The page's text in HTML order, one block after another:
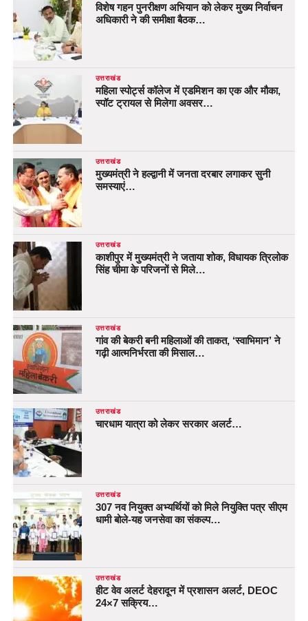
विशेष गहन पुनरीक्षण अभियान को लेकर मुख्य निर्वाचन
अधिकारी ने की समीक्षा बैठक…
उत्तराखंड
महिला स्पोर्ट्स कॉलेज में एडमिशन का एक और मौका,
स्पॉट ट्रायल से मिलेगा अवसर…
उत्तराखंड
मुख्यमंत्री ने हल्द्वानी में जनता दरबार लगाकर सुनी
समस्याएं…
उत्तराखंड
काशीपुर में मुख्यमंत्री ने जताया शोक, विधायक त्रिलोक
सिंह चीमा के परिजनों से मिले…
उत्तराखंड
गांव की बेकरी बनी महिलाओं की ताकत, ‘स्वाभिमान’ ने
गढ़ी आत्मनिर्भरता की मिसाल…
उत्तराखंड
चारधाम यात्रा को लेकर सरकार अलर्ट…
उत्तराखंड
307 नव नियुक्त अभ्यर्थियों को मिले नियुक्ति पत्र सीएम
धामी बोले-यह जनसेवा का संकल्प…
उत्तराखंड
हीट वेव अलर्ट देहरादून में प्रशासन अलर्ट, DEOC
24×7 सक्रिय…